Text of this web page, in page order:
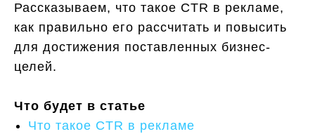
Рассказываем, что такое CTR в рекламе,
как правильно его рассчитать и повысить
для достижения поставленных бизнес-
целей.
Что будет в статье
Что такое CTR в рекламе